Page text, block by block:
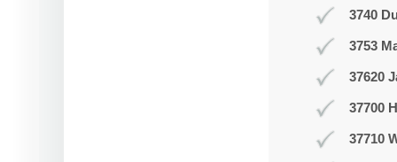
3740
3753
37620
37700
37710